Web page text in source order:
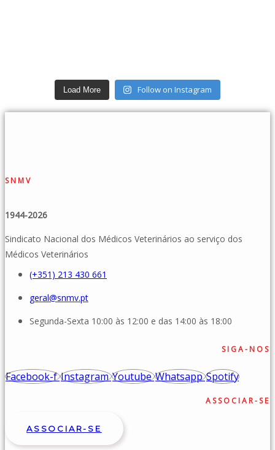
Load More Follow on Instagram
SNMV
1944-2026
Sindicato Nacional dos Médicos Veterinários ao serviço dos
Médicos Veterinários
(+351) 213 430 661
geral@snmv.pt
Segunda-Sexta 10:00 às 12:00 e das 14:00 às 18:00
SIGA-NOS
Facebook-f Instagram Youtube Whatsapp Spotify
ASSOCIAR-SE
ASSOCIAR-SE